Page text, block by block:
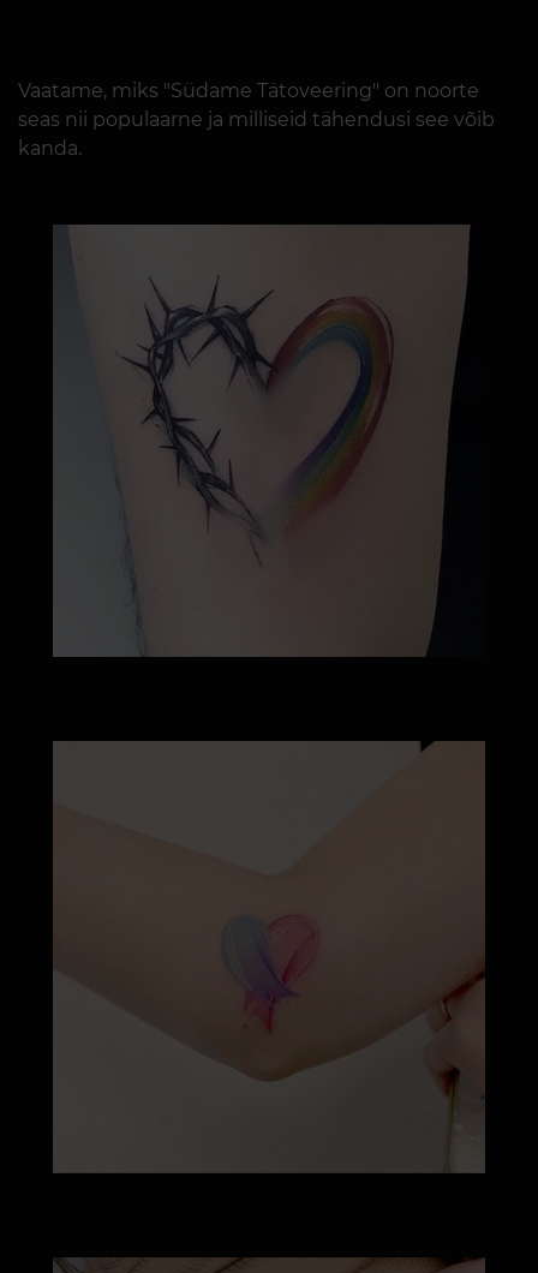
Vaatame, miks "Südame Tätoveering" on noorte
seas nii populaarne ja milliseid tähendusi see võib
kanda.